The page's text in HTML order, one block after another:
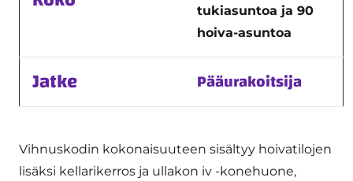
tukiasuntoa ja 90
hoiva-asuntoa
Jatke Pääurakoitsija
Vihnuskodin kokonaisuuteen sisältyy hoivatilojen
lisäksi kellarikerros ja ullakon iv -konehuone,